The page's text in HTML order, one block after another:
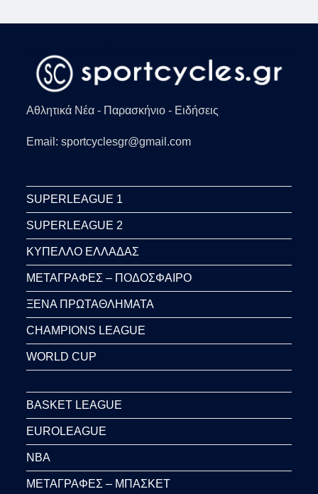
Αθλητικά Νέα - Παρασκήνιο - Ειδήσεις
Email: sportcyclesgr@gmail.com
SUPERLEAGUE 1
SUPERLEAGUE 2
ΚΥΠΕΛΛΟ ΕΛΛΑΔΑΣ
ΜΕΤΑΓΡΑΦΕΣ – ΠΟΔΟΣΦΑΙΡΟ
ΞΕΝΑ ΠΡΩΤΑΘΛΗΜΑΤΑ
CHAMPIONS LEAGUE
WORLD CUP
BASKET LEAGUE
EUROLEAGUE
NBA
ΜΕΤΑΓΡΑΦΕΣ – ΜΠΑΣΚΕΤ